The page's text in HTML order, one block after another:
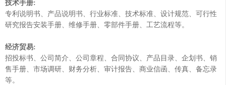
技术手册:
专利说明书、产品说明书、行业标准、技术标准、设计规范、可行性
研究报告安装手册、维修手册、零部件手册、工艺流程等。
经济贸易:
招投标书、公司简介、公司章程、合同协议、产品目录、企划书、销
售手册、市场调研、财务分析、审计报告、商业信函、传真、备忘录
等。